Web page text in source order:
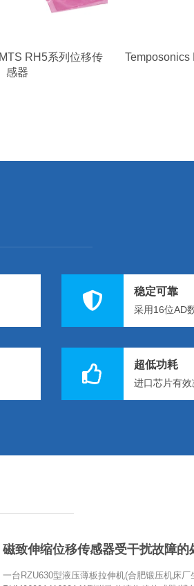
RH5系列位移传
感器
Temposonics
稳定可靠
采用16位AD
超低功耗
进口芯片有
磁致伸缩位移传感器受干扰故障的
一台RZU630型液压薄板拉伸机(合肥锻压机床厂